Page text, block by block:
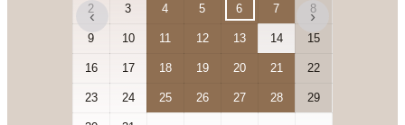
‹
2 3 4 5 6 7 8
9 10 11 12 13 14 15
16 17 18 19 20 21 22
23 24 25 26 27 28 29
›